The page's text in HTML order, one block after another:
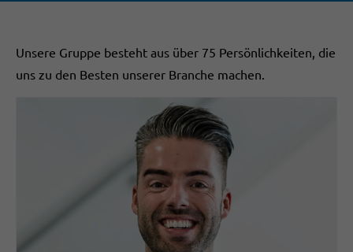
Unsere Gruppe besteht aus über 75 Persönlichkeiten, die
uns zu den Besten unserer Branche machen.